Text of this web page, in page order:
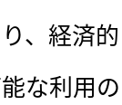
、経済
な利用